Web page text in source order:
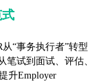
“事务执行者”转型
笔试到面试、评估、
升Employer